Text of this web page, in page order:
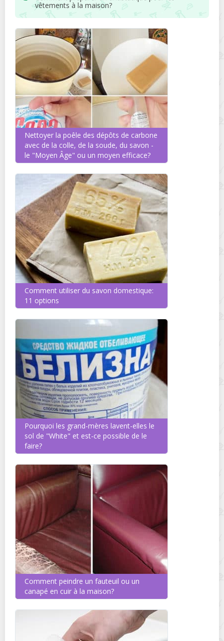
vêtements à la maison?
Nettoyer la poêle des dépôts de carbone
avec de la colle, de la soude, du savon -
le "Moyen Âge" ou un moyen efficace?
Comment utiliser du savon domestique:
11 options
Pourquoi les grand-mères lavent-elles le
sol de "White" et est-ce possible de le
faire?
Comment peindre un fauteuil ou un
canapé en cuir à la maison?